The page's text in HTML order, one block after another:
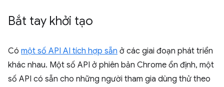
Bắt tay khởi tạo
Có một số API AI tích hợp sẵn ở các giai đoạn phát triển
khác nhau. Một số API ở phiên bản Chrome ổn định, một
số API có sẵn cho những người tham gia dùng thử theo